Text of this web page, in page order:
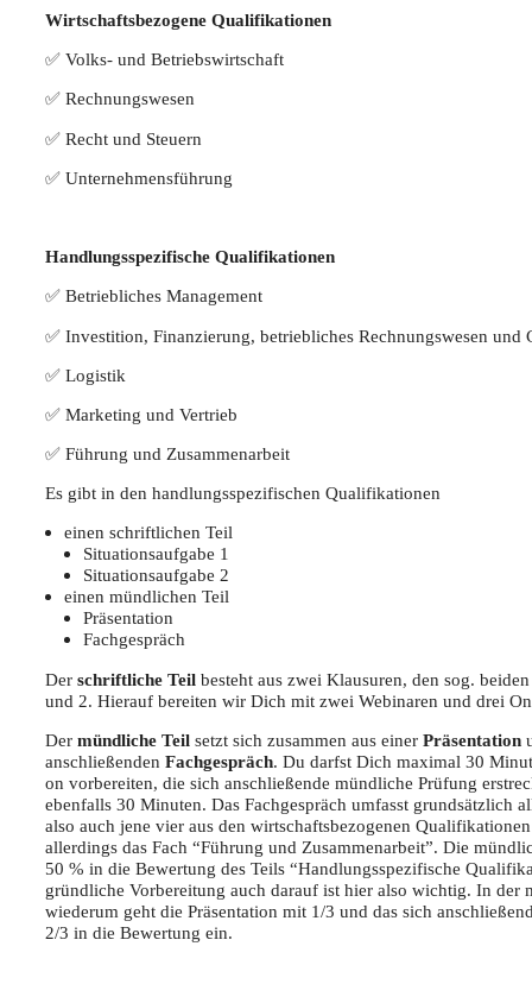
Wirt­schafts­be­zo­ge­ne Qualifikationen
✅ Volks- und Betriebswirtschaft
✅ Rech­nungs­we­sen
✅ Recht und Steuern
✅ Unter­neh­mens­füh­rung
Hand­lungs­spe­zi­fi­sche Qualifikationen
✅ Betrieb­li­ches Management
✅ Inves­ti­ti­on, Finan­zie­rung, betrieb­li­ches Rech­nungs­we­sen und
✅ Logis­tik
✅ Mar­ke­ting und Vertrieb
✅ Füh­rung und Zusammenarbeit
Es gibt in den hand­lungs­spe­zi­fi­schen Qualifikationen
einen schrift­li­chen Teil
Situa­ti­ons­auf­ga­be 1
Situa­ti­ons­auf­ga­be 2
einen münd­li­chen Teil
Prä­sen­ta­ti­on
Fach­ge­spräch
Der schrift­li­che Teil besteht aus zwei Klau­su­ren, den sog.
und 2. Hier­auf berei­ten wir Dich mit zwei Web­i­na­ren und drei
Der münd­li­che Teil setzt sich zusam­men aus einer Prä­sen­ta­ti­on
anschlie­ßen­den Fach­ge­spräch. Du darfst Dich maxi­mal 30
on vor­be­rei­ten, die sich anschlie­ßen­de münd­li­che Prü­fung
eben­falls 30 Minu­ten. Das Fach­ge­spräch umfasst grund­sätz­lich
also auch jene vier aus den wirt­schafts­be­zo­ge­nen
aller­dings das Fach “Füh­rung und Zusam­men­ar­beit”. Die
50 % in die Bewer­tung des Teils “Hand­lungs­spe­zi­fi­sche
gründ­li­che Vor­be­rei­tung auch dar­auf ist hier also wich­tig. In der
wie­der­um geht die Prä­sen­ta­ti­on mit 1/3 und das sich
2/3 in die Bewer­tung ein.